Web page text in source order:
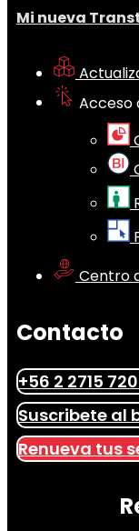
Mi nueva
Acceso
Centro
Contacto
+56 2 2715
Suscribete al
Renueva tus